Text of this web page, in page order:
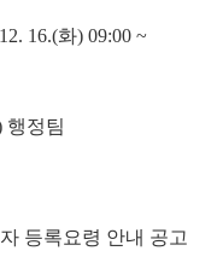
16.(화) 09:00 ~
행정팀
등록요령 안내 공고